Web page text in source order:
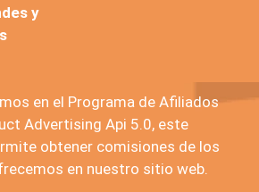
y
en el Programa de Afiliados
Advertising Api 5.0, este
obtener comisiones de los
en nuestro sitio web.